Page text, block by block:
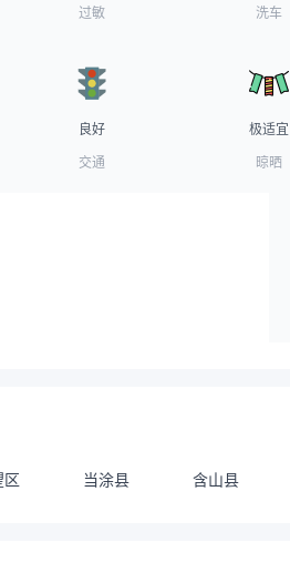
过敏
洗车
良好
交通
极适宜
晾晒
区 当涂县 含山县